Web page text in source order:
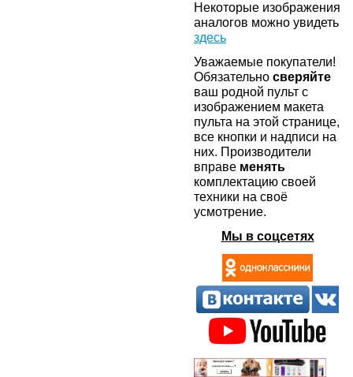
Некоторые изображения
аналогов можно увидеть
здесь
Уважаемые покупатели!
Обязательно сверяйте
ваш родной пульт с
изображением макета
пульта на этой странице,
все кнопки и надписи на
них. Производители
вправе менять
комплектацию своей
техники на своё
усмотрение.
Мы в соцсетях